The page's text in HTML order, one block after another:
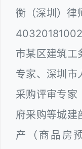
衡（深圳）律
市某区建筑工
专家、深圳市
采购评审专家
府采购等城建
产（商品房